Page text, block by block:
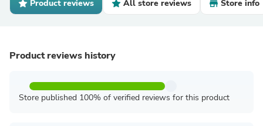
Product reviews All store reviews Store info
Product reviews history
Store published 100% of verified reviews for this product